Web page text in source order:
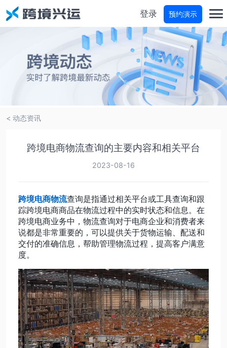
分仓宝
物流商城
轨迹查询
价格咨询
动态资讯
关于我们
登录 预约演示
< 动态资讯
跨境电商物流查询的主要内容和相关平台
2023-08-16
跨境电商物流查询是指通过相关平台或工具查询和跟
踪跨境电商商品在物流过程中的实时状态和信息。在
跨境电商业务中，物流查询对于电商企业和消费者来
说都是非常重要的，可以提供关于货物运输、配送和
交付的准确信息，帮助管理物流过程，提高客户满意
度。